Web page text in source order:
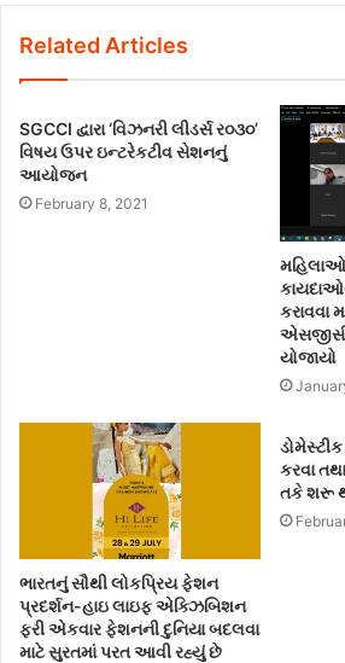
Related Articles
SGCCI દ્વારા ‘વિઝનરી લીડર્સ ર૦૩૦’
વિષય ઉપર ઇન્ટરેકટીવ સેશનનું
આયોજન
February 8, 2021
કરાવવા
યોજાયો
ભારતનું સૌથી લોકપ્રિય ફેશન
પ્રદર્શન-હાઇ લાઇફ એક્ઝિબિશન
ફરી એકવાર ફેશનની દુનિયા બદલવા
માટે સુરતમાં પરત આવી રહ્યું છે
કરવા
તકે શરૂ